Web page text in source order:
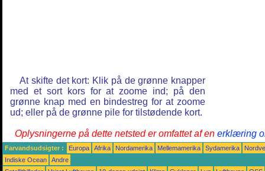
At skifte det kort: Klik på de grønne knapper
med et sort kors for at zoome ind; på den
grønne knap med en bindestreg for at zoome
ud; eller på de grønne pile for tilstødende kort.
Oplysningerne på dette netsted er omfattet af en erklæring
Farvandsudsigter : Europa Afrika Nordamerika Mellemamerika Sydamerika
Indiske Ocean
Andre